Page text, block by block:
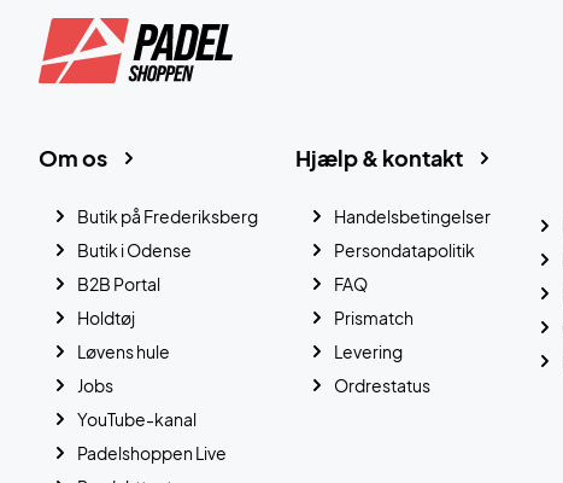
Hjælp & kontakt
Handelsbetingelser
Persondatapolitik
FAQ
Prismatch
Levering
Ordrestatus
Om os
Butik på Frederiksberg
Butik i Odense
B2B Portal
Holdtøj
Løvens hule
Jobs
YouTube-kanal
Padelshoppen Live